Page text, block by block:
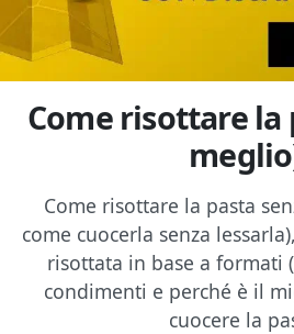
Come risottare la
Come risottare la pasta
come cuocerla senza
risottata in base a formati
condimenti e perché è il
cuocere la